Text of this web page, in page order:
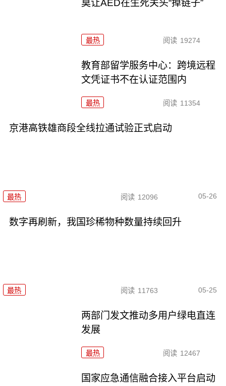
莫让AED在生死关头“掉链子”
最热 阅读 19274
教育部留学服务中心：跨境远程
文凭证书不在认证范围内
最热 阅读 11354
京港高铁雄商段全线拉通试验正式启动
最热 阅读 12096 05-26
数字再刷新，我国珍稀物种数量持续回升
最热 阅读 11763 05-25
两部门发文推动多用户绿电直连
发展
最热 阅读 12467
国家应急通信融合接入平台启动